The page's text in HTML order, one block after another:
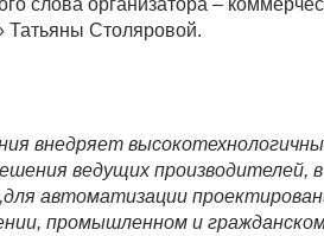
слова организатора –
Столяровой.
внедряет
ведущих производителей,
автоматизации
промышленном и